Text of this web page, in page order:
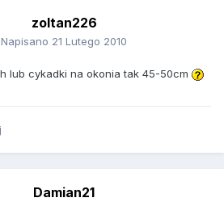
zoltan226
Napisano 21 Lutego 2010
lub cykadki na okonia tak 45-50cm
Damian21